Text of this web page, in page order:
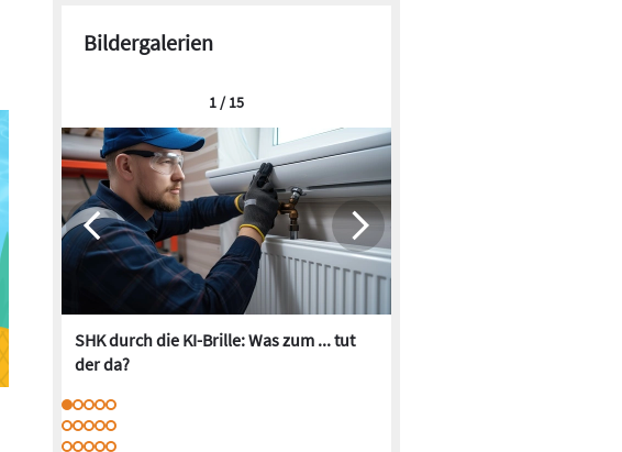
Bildergalerien
SHK durch die KI-Brille: Was zum ... tut
der da?
1 / 15